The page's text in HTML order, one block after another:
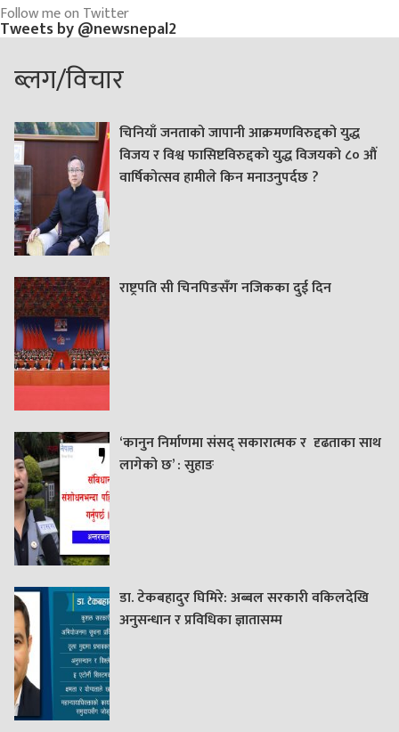
Follow me on Twitter
Tweets by @newsnepal2
ब्लग/विचार
चिनियाँ जनताको जापानी आक्रमणविरुद्दको युद्ध
विजय र विश्व फासिष्टविरुद्दको युद्ध विजयको ८० औं
वार्षिकोत्सव हामीले किन मनाउनुपर्दछ ?
राष्ट्रपति सी चिनपिङसँग नजिकका दुई दिन
‘कानुन निर्माणमा संसद् सकारात्मक र दृढताका साथ
लागेको छ’ : सुहाङ
डा. टेकबहादुर घिमिरे: अब्बल सरकारी वकिलदेखि
अनुसन्धान र प्रविधिका ज्ञातासम्म